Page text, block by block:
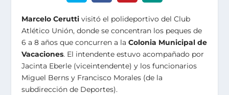
Marcelo Cerutti visitó el polideportivo del Club
Atlético Unión, donde se concentran los peques de
6 a 8 años que concurren a laColonia Municipal de
Vacaciones. El intendente estuvo acompañado por
Jacinta Eberle (viceintendente) y los funcionarios
Miguel Berns y Francisco Morales (de la
subdirección de Deportes).